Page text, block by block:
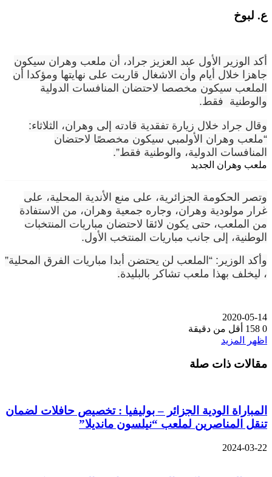
ع. لبوخ
أكد الوزير الأول عبد العزيز جراد، أن ملعب وهران سيكون
جاهزا خلال أيام وأن الاشغال قاربت على نهايتها ومؤكدا أن
الملعب سيكون مخصصا لاحتضان المنافسات الدولية
والوطنية فقط.
وقال جراد خلال زيارة تفقدية قادته إلى وهران، الثلاثاء:
“ملعب وهران الأولمبي سيكون مخصصًا لاحتضان
المنافسات الدولية، والوطنية فقط”.
ملعب وهران الجديد
وتصر الحكومة الجزائرية، على منع الأندية المحلية، على
غرار مولودية وهران، وجاره جمعية وهران، من الاستفادة
من الملعب، حتى يكون لائقا لاحتضان مباريات المنتخبات
الوطنية، إلى جانب مباريات المنتخب الأول.
وأكد الوزير: “الملعب لن يحتضن أبدا مباريات الفرق المحلية”
، ليخلف بهذا ملعب تشاكر بالبليدة.
2020-05-14
0
أقل من دقيقة
اظهر المزيد
مقالات ذات صلة
المباراة الودية الجزائر – بوليفيا : تخصيص حافلات لضمان
تنقل المناصرين لملعب “نيلسون مانديلا”
2024-03-22